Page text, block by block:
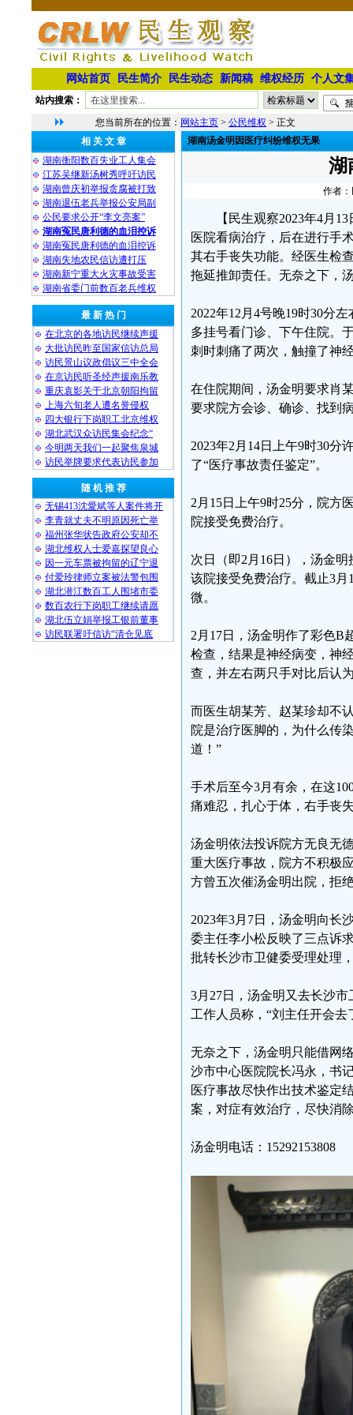
网站首页 民生简介 民生动态 新闻稿 维权经历 个人文
站内搜索：
您当前所在的位置： 网站主页 > 公民维权 > 正文
相 关 文 章
湖南衡阳数百失业工人集会
江苏吴继新汤树秀呼吁访民
湖南曾庆初举报贪腐被打致
湖南退伍老兵举报公安局副
公民要求公开“李文亮案”
湖南冤民唐利德的血泪控诉
湖南冤民唐利德的血泪控诉
湖南失地农民信访遭打压
湖南新宁重大火灾事故受害
湖南省委门前数百老兵维权
最 新 热 门
在北京的各地访民继续声援
大批访民昨至国家信访总局
访民景山议政倡议三中全会
在京访民听圣经声援南乐教
重庆袁影关于北京朝阳拘留
上海六旬老人遭名誉侵权
四大银行下岗职工北京维权
湖北武汉众访民集会纪念“
今明两天我们一起聚焦泉城
访民举牌要求代表访民参加
随 机 推 荐
无锡413沈愛斌等人案件将开
李青就丈夫不明原因死亡举
福州张华状告政府公安却不
湖北维权人士爱嘉探望良心
因一元车票被拘留的辽宁退
付爱玲律师立案被法警包围
湖北潜江数百工人围堵市委
数百农行下岗职工继续请愿
湖北伍立娟举报工银前董事
访民联署吁信访“清仓见底
湖南汤金明因医疗纠纷维权无果
湖
作者：
【民生观察2023年4月
医院看病治疗，后在进行手
其右手丧失功能。经医生检
拖延推卸责任。无奈之下，
2022年12月4号晚19时30分
多挂号看门诊、下午住院。
刺时刺痛了两次，触撞了神
在住院期间，汤金明要求肖
要求院方会诊、确诊、找到
2023年2月14日上午9时30
了“医疗事故责任鉴定”。
2月15日上午9时25分，院方
院接受免费治疗。
次日（即2月16日），汤金
该院接受免费治疗。截止3月
微。
2月17日，汤金明作了彩色B
检查，结果是神经病变，神
查，并左右两只手对比后认
而医生胡某芳、赵某珍却不
院是治疗医脚的，为什么传
道！”
手术后至今3月有余，在这
痛难忍，扎心于体，右手丧
汤金明依法投诉院方无良无
重大医疗事故，院方不积极
方曾五次催汤金明出院，拒
2023年3月7日，汤金明向长
委主任李小松反映了三点诉
批转长沙市卫健委受理处理
3月27日，汤金明又去长沙
工作人员称，“刘主任开会
无奈之下，汤金明只能借网
沙市中心医院院长冯永，书
医疗事故尽快作出技术鉴定
案，对症有效治疗，尽快消
汤金明电话：15292153808